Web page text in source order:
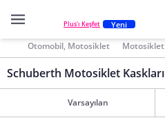
Plus'ı Keşfet Yeni
Otomobil, Motosiklet Motosiklet
Schuberth Motosiklet Kaskları
Varsayılan